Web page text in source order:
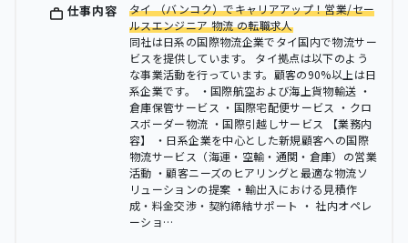
仕事内容
タイ （バンコク）でキャリアアップ！営業/セー
ルスエンジニア 物流 の転職求人
同社は日系の国際物流企業でタイ国内で物流サー
ビスを提供しています。 タイ拠点は以下のよう
な事業活動を行っています。顧客の90%以上は日
系企業です。 ・国際航空および海上貨物輸送 ・
倉庫保管サービス ・国際宅配便サービス ・クロ
スボーダー物流 ・国際引越しサービス 【業務内
容】 ・日系企業を中心とした新規顧客への国際
物流サービス（海運・空輸・通関・倉庫）の営業
活動 ・顧客ニーズのヒアリングと最適な物流ソ
リューションの提案 ・輸出入における見積作
成・料金交渉・契約締結サポート ・ 社内オペレ
ーショ…